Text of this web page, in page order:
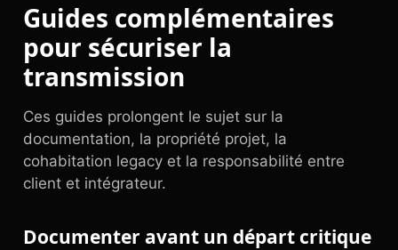
Guides complémentaires
pour sécuriser la
transmission
Ces guides prolongent le sujet sur la
documentation, la propriété projet, la
cohabitation legacy et la responsabilité entre
client et intégrateur.
Documenter avant un départ critique